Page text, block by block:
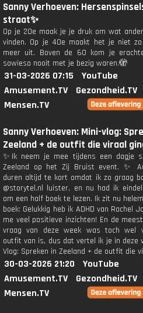
Sanny Verhoeven:
straat✨
Op je 20e maak je je druk om wat
vinden. Op je 40e maakt het je niet
meer uit. Boven de 60 kom je
sowieso nooit met je bezig waren.🫣
31-03-2026 07:15
YouTube
Amusement.TV
Gezondheid.TV
Mensen.TV
Sanny Verhoeven: Mini-vlog:
Zeeland + de outfit die viraal
✨Ik neem je mee tijdens een dagje
Zeeland op het Zij Bruist event. ✨
duren altijd te kort omdat ik zo graag
@storytel.nl luister, en nu had ik
om een half boek te lezen. Ik zit nu
boek: Gelukkig heb ik ADHD van Rachel
me veel positieve inzichten! En de
vraag van deze week was toch wel
outfit van is, dus dat vertel ik je in deze
Vlog: Spreken in Zeeland + de outfit die
30-03-2026 21:20
YouTube
Amusement.TV
Gezondheid.TV
Mensen.TV